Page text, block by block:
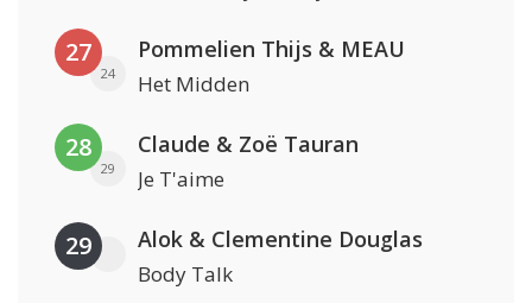
27
24
Pommelien Thijs & MEAU
Het Midden
28
29
Claude & Zoë Tauran
Je T'aime
29 Alok & Clementine Douglas
Body Talk